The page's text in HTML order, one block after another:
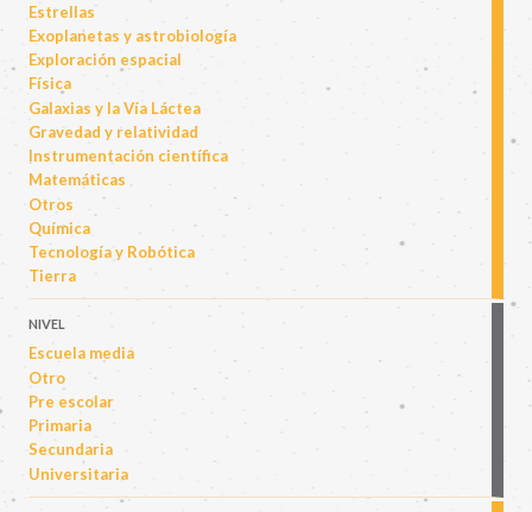
Estrellas
Exoplanetas y astrobiología
Exploración espacial
Física
Galaxias y la Vía Láctea
Gravedad y relatividad
Instrumentación científica
Matemáticas
Otros
Química
Tecnología y Robótica
Tierra
NIVEL
Escuela media
Otro
Pre escolar
Primaria
Secundaria
Universitaria